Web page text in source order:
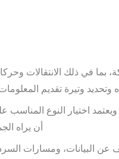
بما في ذلك الانتقالات
وتحديد وتيرة تقديم
اختيار النوع المناسب
أن يراه
البيانات، ومسارات